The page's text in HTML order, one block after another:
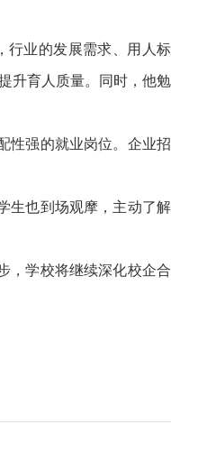
行业的发展需求、用人标
升育人质量。同时，他勉
性强的就业岗位。企业招
生也到场观摩，主动了解
，学校将继续深化校企合